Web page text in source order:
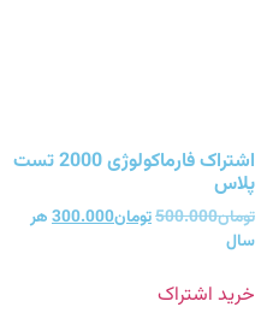
اشتراک فارماکولوژی 2000 تست
پلاس
تومان500.000تومان300.000هر
سال
خرید اشتراک